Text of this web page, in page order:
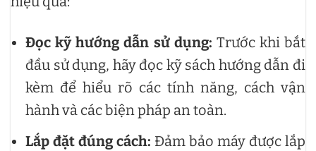
Đọc kỹ hướng dẫn sử dụng: Trước khi bắt
đầu sử dụng, hãy đọc kỹ sách hướng dẫn đi
kèm để hiểu rõ các tính năng, cách vận
hành và các biện pháp an toàn.
Lắp đặt đúng cách: Đảm bảo máy được lắp